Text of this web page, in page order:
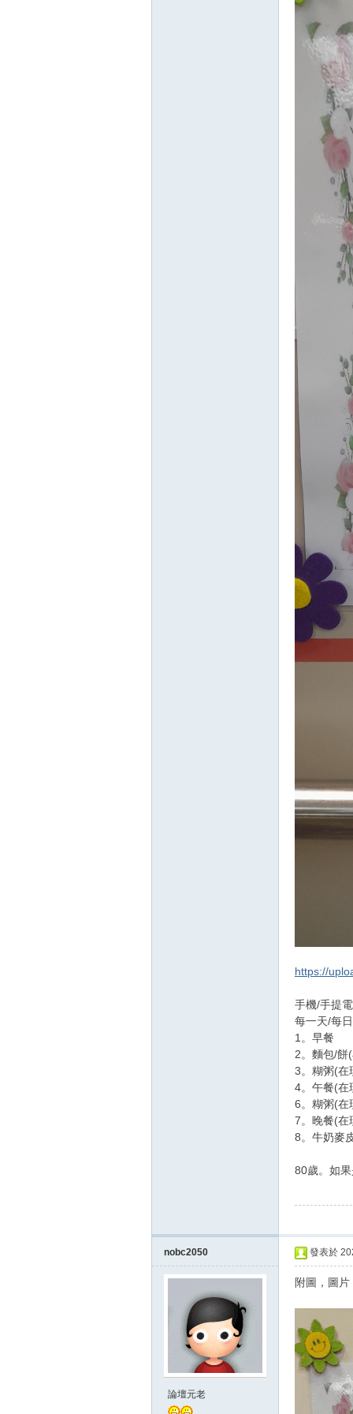
https://
手機/手提
每一天/每
1。早餐
2。麵包/餅
3。糊粥(在
4。午餐(在
6。糊粥(在
7。晚餐(在
8。牛奶麥
80歲。如
nobc2050
論壇元老
發表於
附圖，圖片